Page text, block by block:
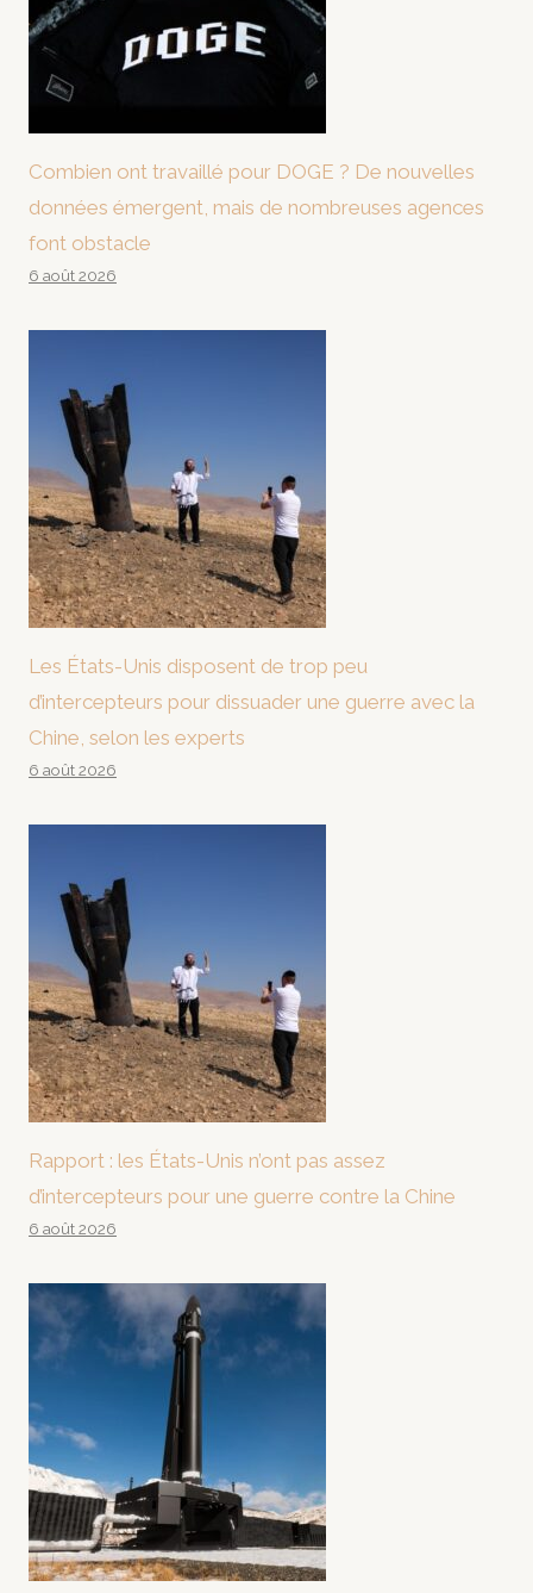
Combien ont travaillé pour DOGE ? De nouvelles
données émergent, mais de nombreuses agences
font obstacle
6 août 2026
Les États-Unis disposent de trop peu
d’intercepteurs pour dissuader une guerre avec la
Chine, selon les experts
6 août 2026
Rapport : les États-Unis n’ont pas assez
d’intercepteurs pour une guerre contre la Chine
6 août 2026